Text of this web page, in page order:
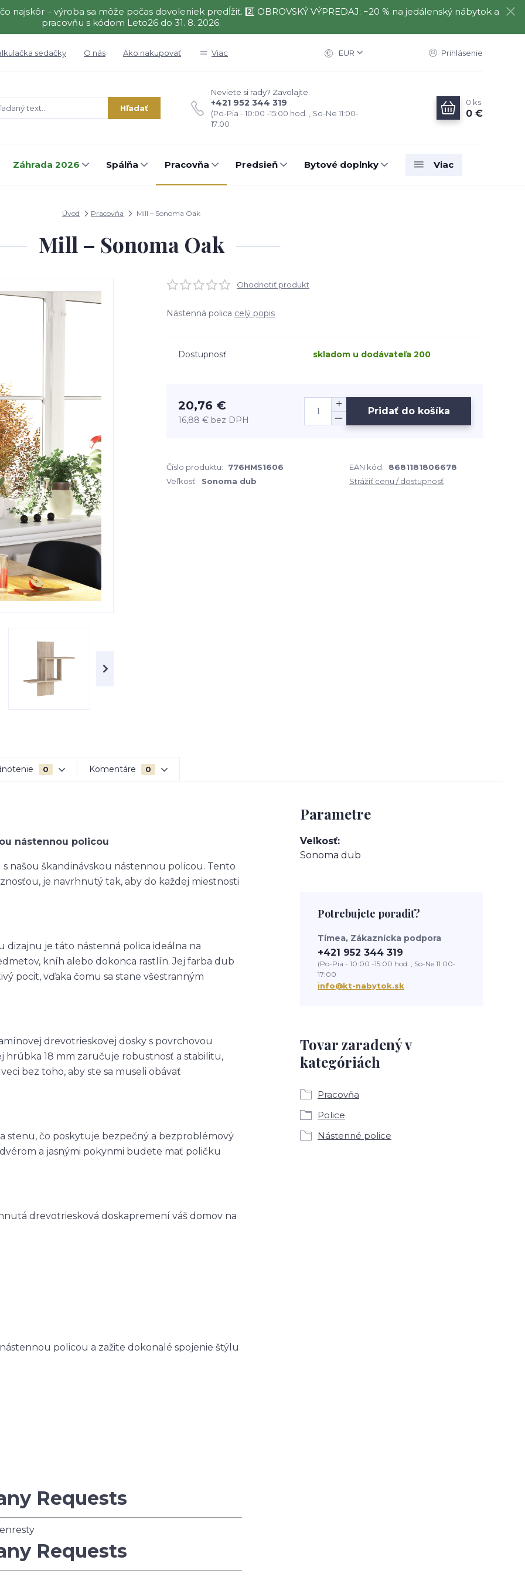
– výroba sa môže počas dovoleniek predĺžiť. 2️⃣ OBROVSKÝ VÝPREDAJ: −20 % na jedálenský nábytok a
pracovňu s kódom Leto26 do 31. 8. 2026.
sedačky O nás Ako nakupovať Viac EUR Prihlásenie
Hľadať
Neviete si rady? Zavolajte.
+421 952 344 319
(Po-Pia - 10:00 -15:00 hod. , So-Ne 11:00-
17:00
0 ks
0 €
Záhrada 2026 Spálňa Pracovňa Predsieň Bytové doplnky Viac
Úvod Pracovňa Mill – Sonoma Oak
Mill – Sonoma Oak
Ohodnotiť produkt
Nástenná polica celý popis
Dostupnosť skladom u dodávateľa 200
20,76 €
16,88 € bez DPH
Pridať do košíka
Číslo produktu: 776HMS1606 EAN kód:
8681181806678
Veľkosť:
Sonoma dub Strážiť cenu / dostupnosť
0 Komentáre 0
nástennou policou
našou škandinávskou nástennou policou. Tento
je navrhnutý tak, aby do každej miestnosti
je táto nástenná polica ideálna na
kníh alebo dokonca rastlín. Jej farba dub
pocit, vďaka čomu sa stane všestranným
drevotrieskovej dosky s povrchovou
hrúbka 18 mm zaručuje robustnosť a stabilitu,
bez toho, aby ste sa museli obávať
stenu, čo poskytuje bezpečný a bezproblémový
a jasnými pokynmi budete mať poličku
drevotriesková doskapremení váš domov na
policou a zažite dokonalé spojenie štýlu
Requests
Requests
Parametre
Veľkosť
Sonoma dub
Tovar zaradený v
kategóriách
Pracovňa
Police
Nástenné police
Potrebujete poradiť?
Tímea, Zákaznícka podpora
+421 952 344 319
(Po-Pia - 10:00 -15:00 hod. , So-Ne 11:00-
17:00
info@kt-nabytok.sk